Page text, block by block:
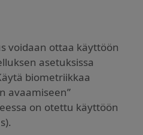
voidaan ottaa käyttöön
asetuksissa
biometriikkaa
avaamiseen”
on otettu käyttöön